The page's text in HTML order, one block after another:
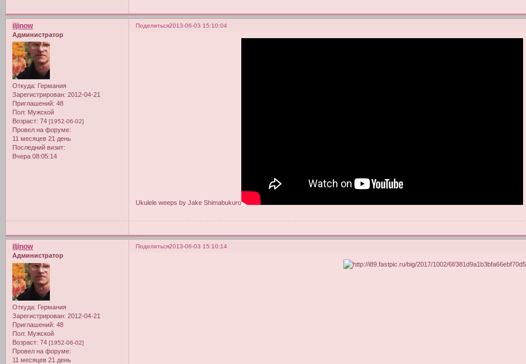
Поделиться2013-06-03 15:10:04
iljinow
Администратор
Откуда: Германия
Зарегистрирован: 2012-04-21
Приглашений: 48
Пол: Мужской
Возраст: 74[1952-06-02]
Провел на форуме:
11 месяцев 21 день
Последний визит:
Вчера 08:05:14
Ukulele weeps by Jake Shimabukuro
Поделиться2013-06-03 15:10:14
iljinow
Администратор
Откуда: Германия
Зарегистрирован: 2012-04-21
Приглашений: 48
Пол: Мужской
Возраст: 74[1952-06-02]
Провел на форуме:
11 месяцев 21 день